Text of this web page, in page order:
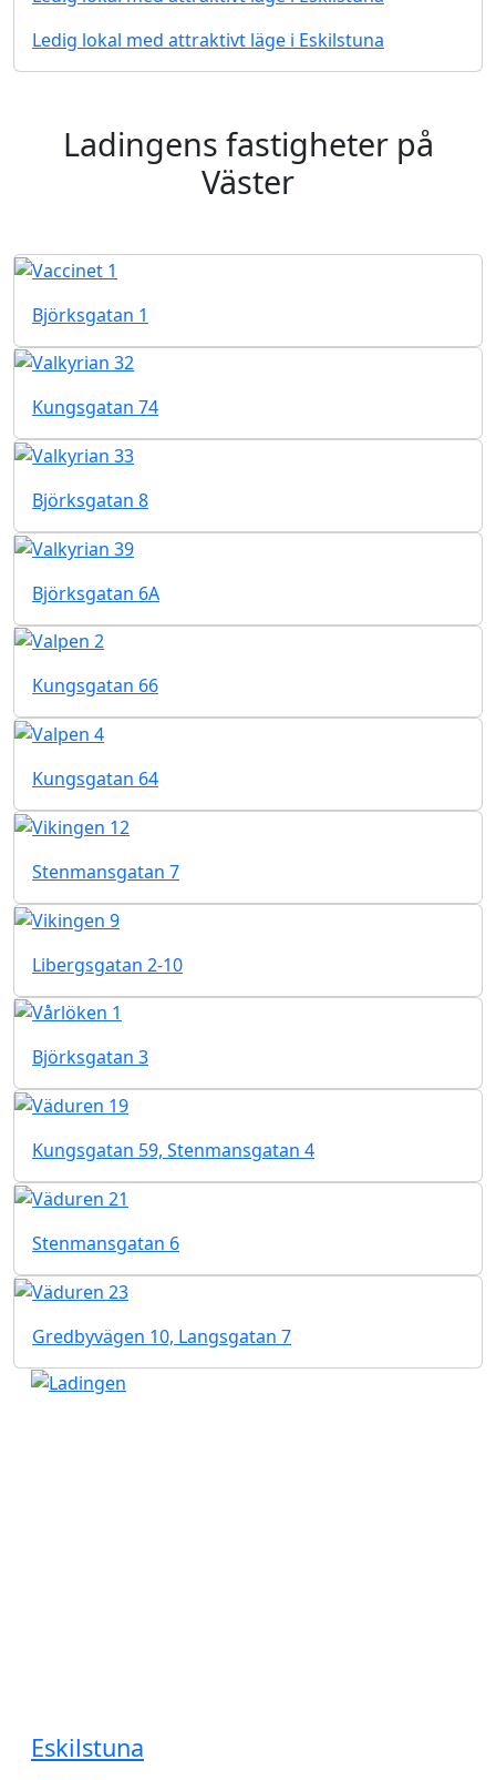
Ledig lokal med attraktivt läge i Eskilstuna
Ladingens fastigheter på
Väster
Björksgatan 1
Kungsgatan 74
Björksgatan 8
Björksgatan 6A
Kungsgatan 66
Kungsgatan 64
Stenmansgatan 7
Libergsgatan 2-10
Björksgatan 3
Kungsgatan 59, Stenmansgatan 4
Stenmansgatan 6
Gredbyvägen 10, Langsgatan 7
Eskilstuna